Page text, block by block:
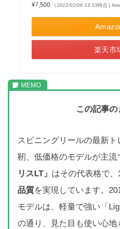
¥7,500
（2022/02/06 13:13時点 |
楽天市
この記事の
スピニングリールの最新
靭、低価格のモデルが主流
リスLT」 はその代表格で、
品質を実現しています。
モデルは、軽量で強い「
の通り、見た目も使い心地